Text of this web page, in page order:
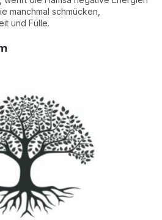
manchmal schmücken,
und Fülle.